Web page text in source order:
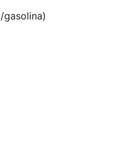
gasolina)